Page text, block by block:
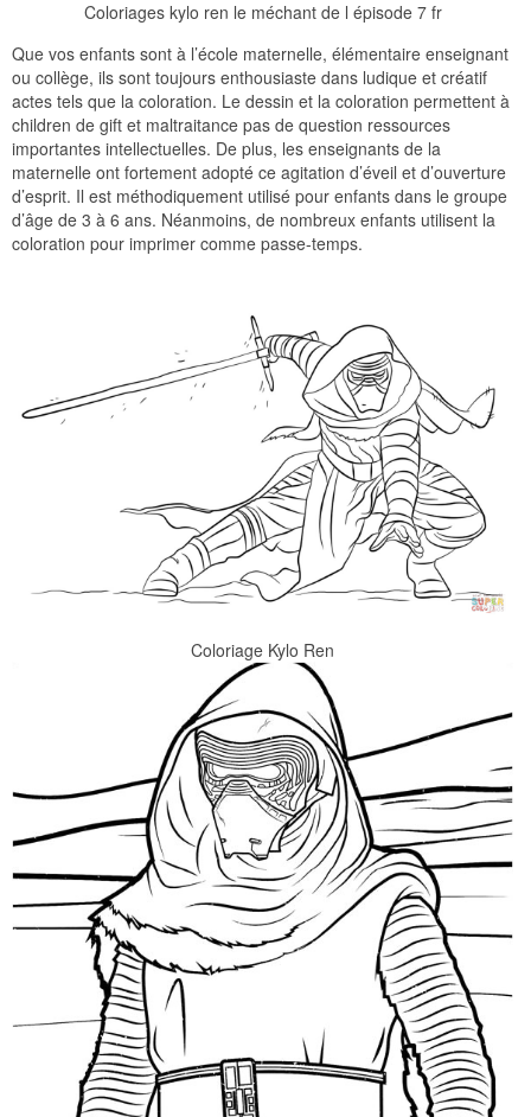
Coloriages kylo ren le méchant de l épisode 7 fr
Que vos enfants sont à l’école maternelle, élémentaire enseignant
ou collège, ils sont toujours enthousiaste dans ludique et créatif
actes tels que la coloration. Le dessin et la coloration permettent à
children de gift et maltraitance pas de question ressources
importantes intellectuelles. De plus, les enseignants de la
maternelle ont fortement adopté ce agitation d’éveil et d’ouverture
d’esprit. Il est méthodiquement utilisé pour enfants dans le groupe
d’âge de 3 à 6 ans. Néanmoins, de nombreux enfants utilisent la
coloration pour imprimer comme passe-temps.
Coloriage Kylo Ren